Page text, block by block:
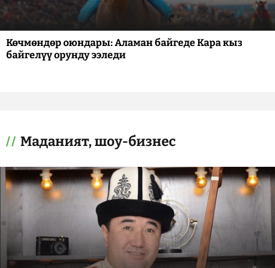
Көчмөндөр оюндары: Аламан байгеде Кара кыз
байгелүү орунду ээледи
Маданият, шоу-бизнес